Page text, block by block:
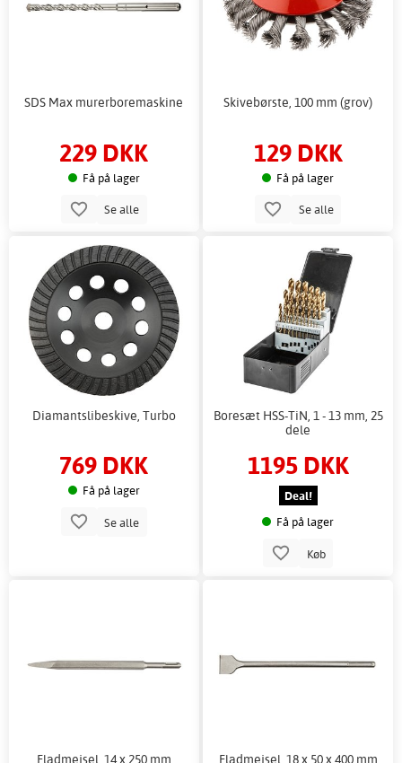
SDS Max murerboremaskine
229 DKK
Få på lager
Se alle
Skivebørste, 100 mm (grov)
129 DKK
Få på lager
Se alle
Diamantslibeskive, Turbo
769 DKK
Få på lager
Se alle
Boresæt HSS-TiN, 1 - 13 mm, 25
dele
1195 DKK
Deal!
Få på lager
Køb
Fladmejsel, 14 x 250 mm Fladmejsel, 18 x 50 x 400 mm